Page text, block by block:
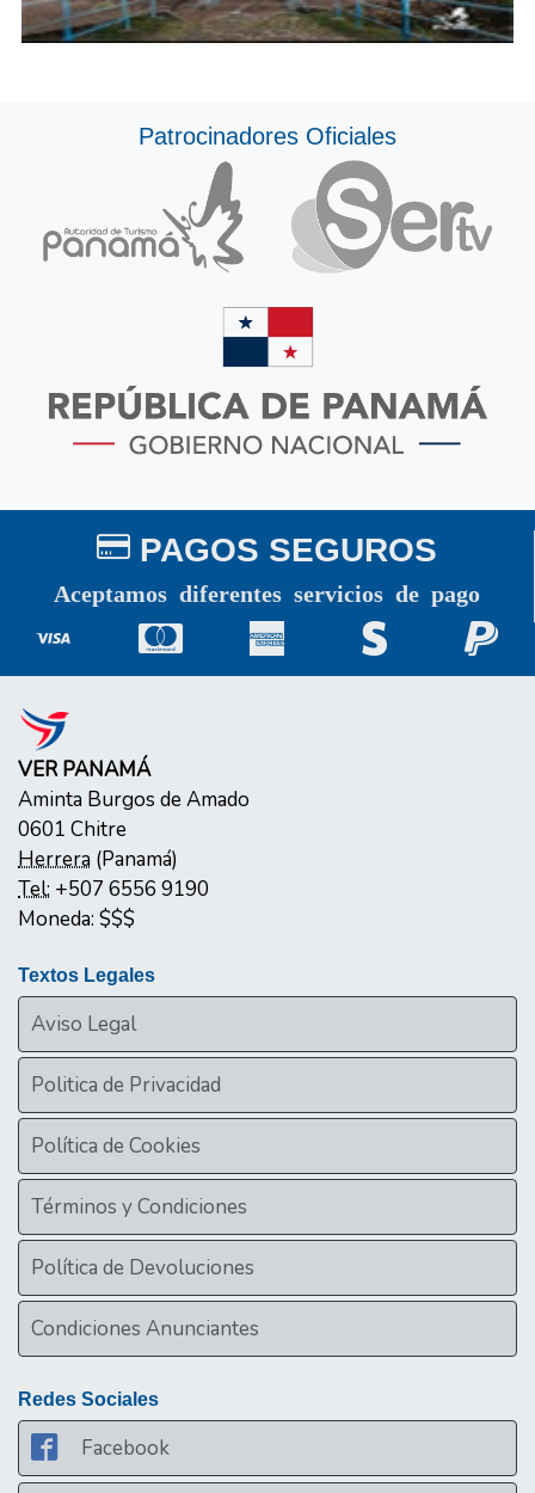
Patrocinadores Oficiales
PAGOS SEGUROS
Aceptamos diferentes servicios de pago
VER PANAMÁ
Aminta Burgos de Amado
0601 Chitre
Herrera (Panamá)
Tel: +507 6556 9190
Moneda: $$$
Textos Legales
Aviso Legal
Politica de Privacidad
Política de Cookies
Términos y Condiciones
Política de Devoluciones
Condiciones Anunciantes
Redes Sociales
Facebook